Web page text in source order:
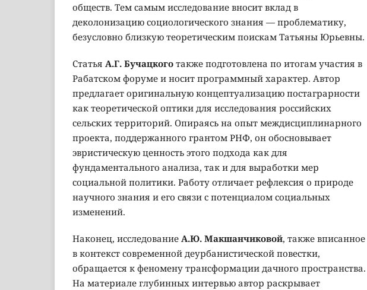
обществ. Тем самым исследование вносит вклад в
деколонизацию социологического знания — проблематику,
безусловно близкую теоретическим поискам Татьяны Юрьевны.
Статья А.Г. Бучацкого также подготовлена по итогам участия в
Рабатском форуме и носит программный характер. Автор
предлагает оригинальную концептуализацию постаграрности
как теоретической оптики для исследования российских
сельских территорий. Опираясь на опыт междисциплинарного
проекта, поддержанного грантом РНФ, он обосновывает
эвристическую ценность этого подхода как для
фундаментального анализа, так и для выработки мер
социальной политики. Работу отличает рефлексия о природе
научного знания и его связи с потенциалом социальных
изменений.
Наконец, исследование А.Ю. Макшанчиковой, также вписанное
в контекст современной деурбанистической повестки,
обращается к феномену трансформации дачного пространства.
На материале глубинных интервью автор раскрывает